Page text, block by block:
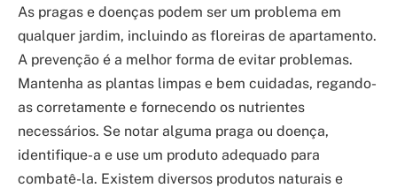
As pragas e doenças podem ser um problema em
qualquer jardim, incluindo as floreiras de apartamento.
A prevenção é a melhor forma de evitar problemas.
Mantenha as plantas limpas e bem cuidadas, regando-
as corretamente e fornecendo os nutrientes
necessários. Se notar alguma praga ou doença,
identifique-a e use um produto adequado para
combatê-la. Existem diversos produtos naturais e